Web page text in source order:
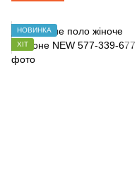
НОВИНКА
ХІТ